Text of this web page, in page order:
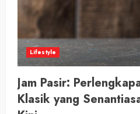
Lifestyle
Jam Pasir:
Klasik yang